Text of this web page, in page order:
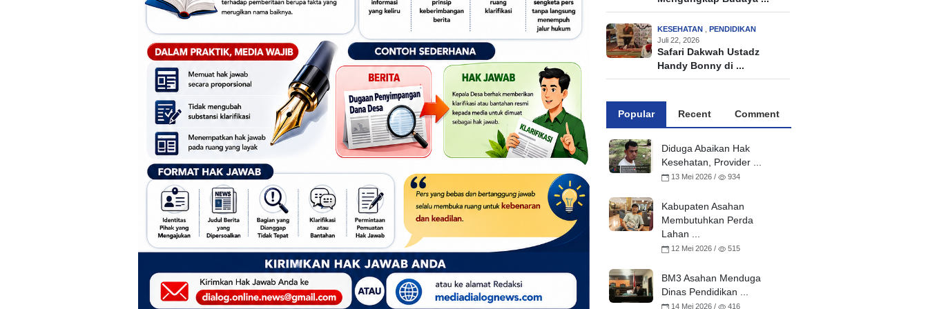
KESEHATAN , PENDIDIKAN
Juli 22, 2026
Safari Dakwah Ustadz
Handy Bonny di ...
Popular Recent Comment
Diduga Abaikan Hak
Kesehatan, Provider ...
13 Mei 2026 / 934
Kabupaten Asahan
Membutuhkan Perda
Lahan ...
12 Mei 2026 / 515
BM3 Asahan Menduga
Dinas Pendidikan ...
14 Mei 2026 / 416